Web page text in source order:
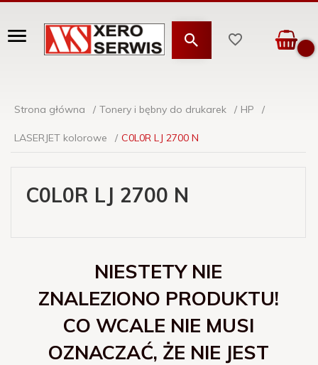
Strona główna Tonery i bębny do drukarek HP
LASERJET kolorowe C0L0R LJ 2700 N
C0L0R LJ 2700 N
NIESTETY NIE
ZNALEZIONO PRODUKTU!
CO WCALE NIE MUSI
OZNACZAĆ, ŻE NIE JEST